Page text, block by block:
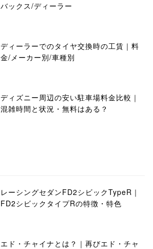
バックス/ディーラー
ディーラーでのタイヤ交換時の工賃｜料
金/メーカー別/車種別
ディズニー周辺の安い駐車場料金比較｜
混雑時間と状況・無料はある？
レーシングセダンFD2シビックTypeR｜
FD2シビックタイプRの特徴・特色
エド・チャイナとは？｜再びエド・チャ